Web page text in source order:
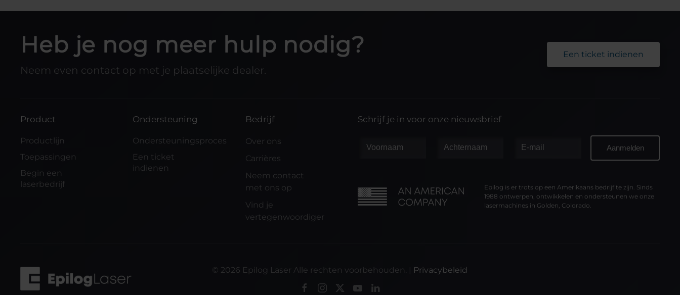
Heb je nog meer hulp nodig?
Neem even contact op met je plaatselijke dealer.
Een ticket indienen
Product
Productlijn
Toepassingen
Begin een
laserbedrijf
Ondersteuning
Ondersteuningsproces
Een ticket
indienen
Bedrijf
Over ons
Carrières
Neem contact
met ons op
Vind je
vertegenwoordiger
Schrijf je in voor onze nieuwsbrief
Epilog is er trots op een Amerikaans bedrijf te zijn. Sinds
1988 ontwerpen, ontwikkelen en ondersteunen we onze
lasermachines in Golden, Colorado.
© 2026 Epilog Laser Alle rechten voorbehouden. | Privacybeleid